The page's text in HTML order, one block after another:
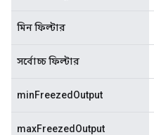
মিন ফিল্টার
সর্বোচ্চ ফিল্টার
minFreezedOutput
maxFreezedOutput